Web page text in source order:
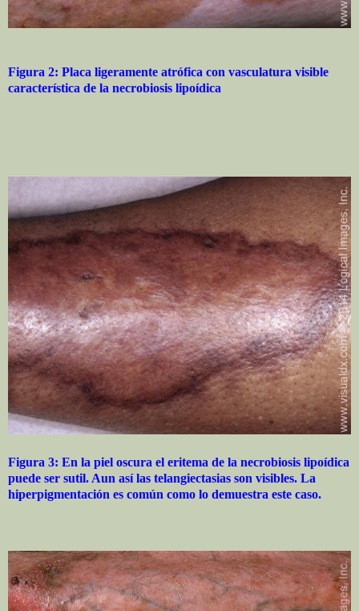
Figura 2: Placa ligeramente atrófica con vasculatura visible
característica de la necrobiosis lipoídica
Figura 3: En la piel oscura el eritema de la necrobiosis lipoídica
puede ser sutil. Aun así las telangiectasias son visibles. La
hiperpigmentación es común como lo demuestra este caso.